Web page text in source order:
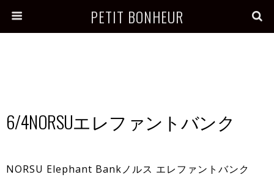
PETIT BONHEUR
6/4NORSUエレファントバンク
NORSU Elephant Bankノルス エレファントバンク